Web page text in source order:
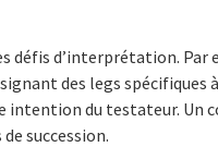
d’interprétation. Par
des legs spécifiques
du testateur. Un
succession.